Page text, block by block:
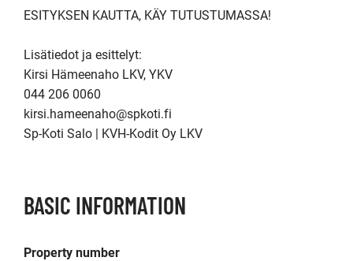
ESITYKSEN KAUTTA, KÄY TUTUSTUMASSA!
Lisätiedot ja esittelyt:
Kirsi Hämeenaho LKV, YKV
044 206 0060
kirsi.hameenaho@spkoti.fi
Sp-Koti Salo | KVH-Kodit Oy LKV
BASIC INFORMATION
Property number